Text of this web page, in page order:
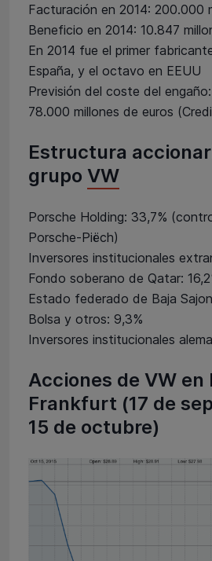
Facturación en 2014: 200.000
Beneficio en 2014: 10.847
En 2014 fue el primer
España, y el octavo en EEUU
Previsión del coste del
78.000 millones de euros
Estructura
grupo VW
Porsche Holding: 33,7%
Porsche-Piëch)
Inversores institucionales
Fondo soberano de Qatar:
Estado federado de Baja
Bolsa y otros: 9,3%
Inversores institucionales
Acciones de VW en
Frankfurt (17 de
15 de octubre)